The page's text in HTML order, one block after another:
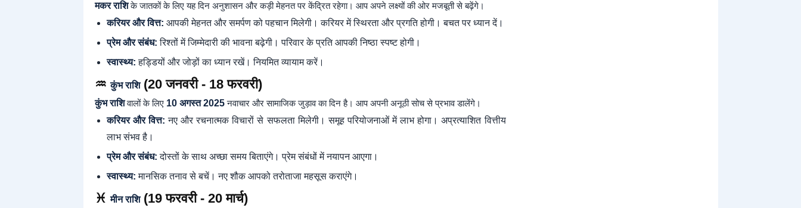
मकर राशिके जातकों के लिए यह दिन अनुशासन और कड़ी मेहनत पर केंद्रित रहेगा। आप अपने लक्ष्यों की ओर मजबूती से बढ़ेंगे।
करियर और वित्त: आपकी मेहनत और समर्पण को पहचान मिलेगी। करियर में स्थिरता और प्रगति होगी। बचत पर ध्यान दें।
प्रेम और संबंध: रिश्तों में जिम्मेदारी की भावना बढ़ेगी। परिवार के प्रति आपकी निष्ठा स्पष्ट होगी।
स्वास्थ्य: हड्डियों और जोड़ों का ध्यान रखें। नियमित व्यायाम करें।
♒कुंभ राशि(20 जनवरी - 18 फरवरी)
कुंभ राशिवालों के लिए 10 अगस्त 2025नवाचार और सामाजिक जुड़ाव का दिन है। आप अपनी अनूठी सोच से प्रभाव डालेंगे।
करियर और वित्त: नए और रचनात्मक विचारों से सफलता मिलेगी। समूह परियोजनाओं में लाभ होगा। अप्रत्याशित वित्तीय
लाभ संभव है।
प्रेम और संबंध: दोस्तों के साथ अच्छा समय बिताएंगे। प्रेम संबंधों में नयापन आएगा।
स्वास्थ्य: मानसिक तनाव से बचें। नए शौक आपको तरोताजा महसूस कराएंगे।
♓मीन राशि(19 फरवरी - 20 मार्च)